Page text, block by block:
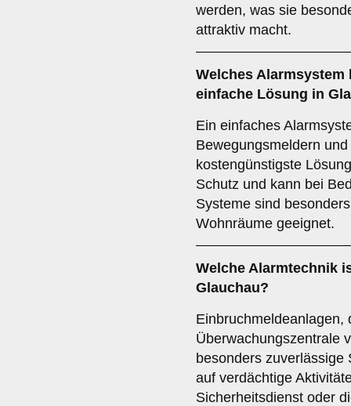
werden, was sie
attraktiv macht.
Welches Alarmsystem
einfache Lösung in
Ein einfaches
Bewegungsmeldern
kostengünstigste
Schutz und kann bei
Systeme sind
Wohnräume geeignet.
Welche Alarmtechnik
Glauchau?
Einbruchmeldeanlagen,
Überwachungszentrale
besonders zuverlässige
auf verdächtige
Sicherheitsdienst oder